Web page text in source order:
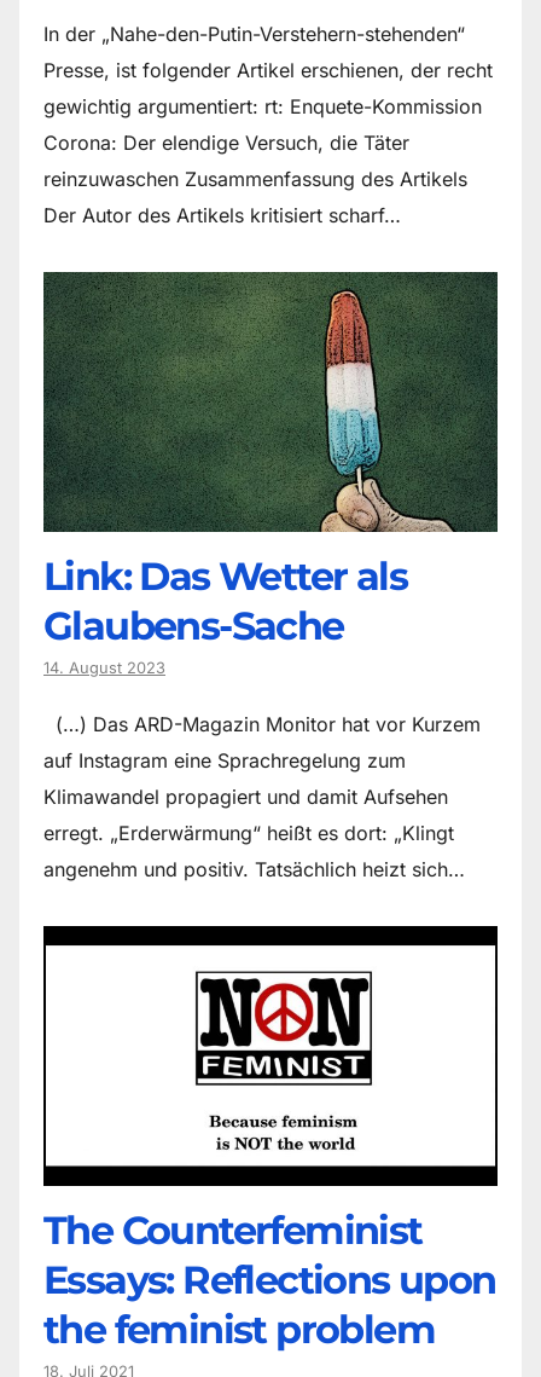
In der „Nahe-den-Putin-Verstehern-stehenden“
Presse, ist folgender Artikel erschienen, der recht
gewichtig argumentiert: rt: Enquete-Kommission
Corona: Der elendige Versuch, die Täter
reinzuwaschen Zusammenfassung des Artikels
Der Autor des Artikels kritisiert scharf…
Link: Das Wetter als
Glaubens-Sache
14. August 2023
(…) Das ARD-Magazin Monitor hat vor Kurzem
auf Instagram eine Sprachregelung zum
Klimawandel propagiert und damit Aufsehen
erregt. „Erderwärmung“ heißt es dort: „Klingt
angenehm und positiv. Tatsächlich heizt sich…
The Counter­feminist
Essays: Reflections upon
the feminist problem
18. Juli 2021